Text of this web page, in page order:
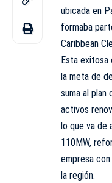
ubicada en
formaba
Caribbean
Esta exitosa
la meta de
suma al plan
activos
lo que va de
110MW,
empresa
la región.